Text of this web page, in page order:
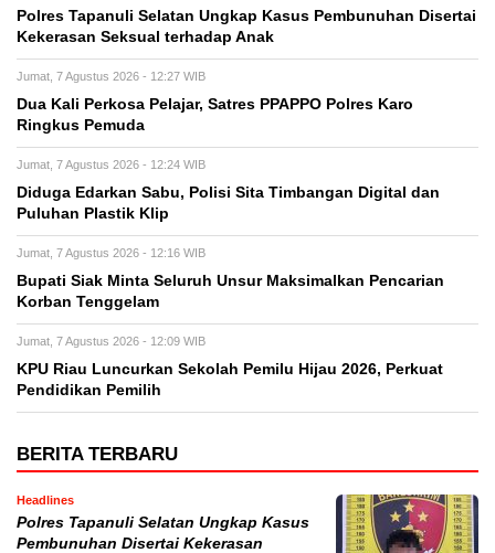
Polres Tapanuli Selatan Ungkap Kasus Pembunuhan Disertai
Kekerasan Seksual terhadap Anak
Jumat, 7 Agustus 2026 - 12:27 WIB
Dua Kali Perkosa Pelajar, Satres PPAPPO Polres Karo
Ringkus Pemuda
Jumat, 7 Agustus 2026 - 12:24 WIB
Diduga Edarkan Sabu, Polisi Sita Timbangan Digital dan
Puluhan Plastik Klip
Jumat, 7 Agustus 2026 - 12:16 WIB
Bupati Siak Minta Seluruh Unsur Maksimalkan Pencarian
Korban Tenggelam
Jumat, 7 Agustus 2026 - 12:09 WIB
KPU Riau Luncurkan Sekolah Pemilu Hijau 2026, Perkuat
Pendidikan Pemilih
BERITA TERBARU
Headlines
Polres Tapanuli Selatan Ungkap Kasus
Pembunuhan Disertai Kekerasan